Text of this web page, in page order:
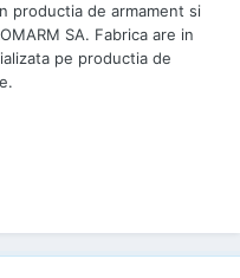
productia de armament si
SA. Fabrica are in
pe productia de